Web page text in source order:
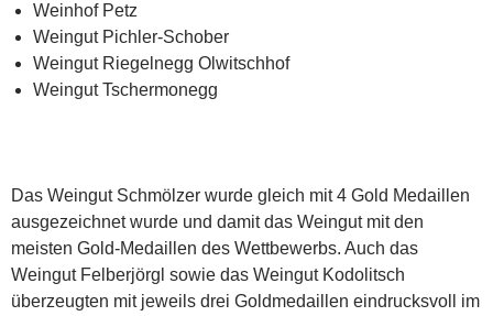
Weinhof Petz
Weingut Pichler-Schober
Weingut Riegelnegg Olwitschhof
Weingut Tschermonegg
Das Weingut Schmölzer wurde gleich mit 4 Gold Medaillen
ausgezeichnet wurde und damit das Weingut mit den
meisten Gold-Medaillen des Wettbewerbs. Auch das
Weingut Felberjörgl sowie das Weingut Kodolitsch
überzeugten mit jeweils drei Goldmedaillen eindrucksvoll im